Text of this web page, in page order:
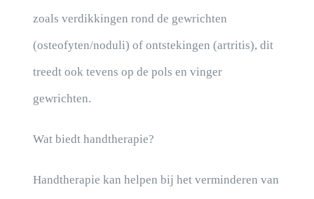
zoals verdikkingen rond de gewrichten
(osteofyten/noduli) of ontstekingen (artritis), dit
treedt ook tevens op de pols en vinger
gewrichten.
Wat biedt handtherapie?
Handtherapie kan helpen bij het verminderen van